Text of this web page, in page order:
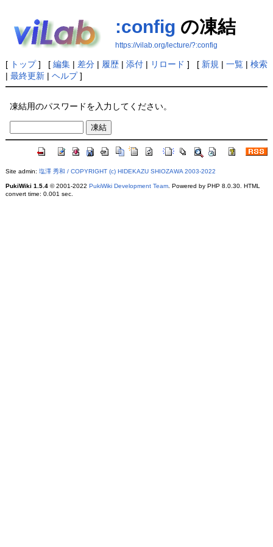
:config の凍結
https://vilab.org/lecture/?:config
[ トップ] [ 編集| 差分| 履歴| 添付| リロード ] [ 新規 | 一覧| 検索
| 最終更新| ヘルプ]
凍結用のパスワードを入力してください。
Site admin: 塩澤 秀和 / COPYRIGHT (c) HIDEKAZU SHIOZAWA 2003-2022
PukiWiki 1.5.4© 2001-2022 PukiWiki Development Team. Powered by PHP 8.0.30. HTML
convert time: 0.001 sec.